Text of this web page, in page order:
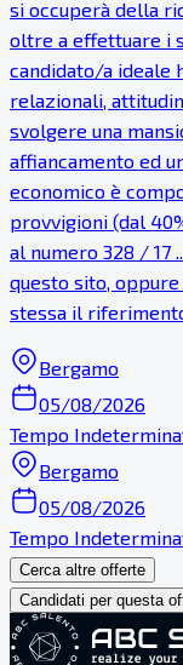
si occuperà della
oltre a effettuare i
candidato/a ideale
relazionali,
svolgere una
affiancamento ed
economico è
provvigioni (dal
al numero 328 / 17
questo sito,
stessa il
Bergamo
05/08/2026
Tempo
Bergamo
05/08/2026
Tempo
Cerca altre offerte
Candidati per questa